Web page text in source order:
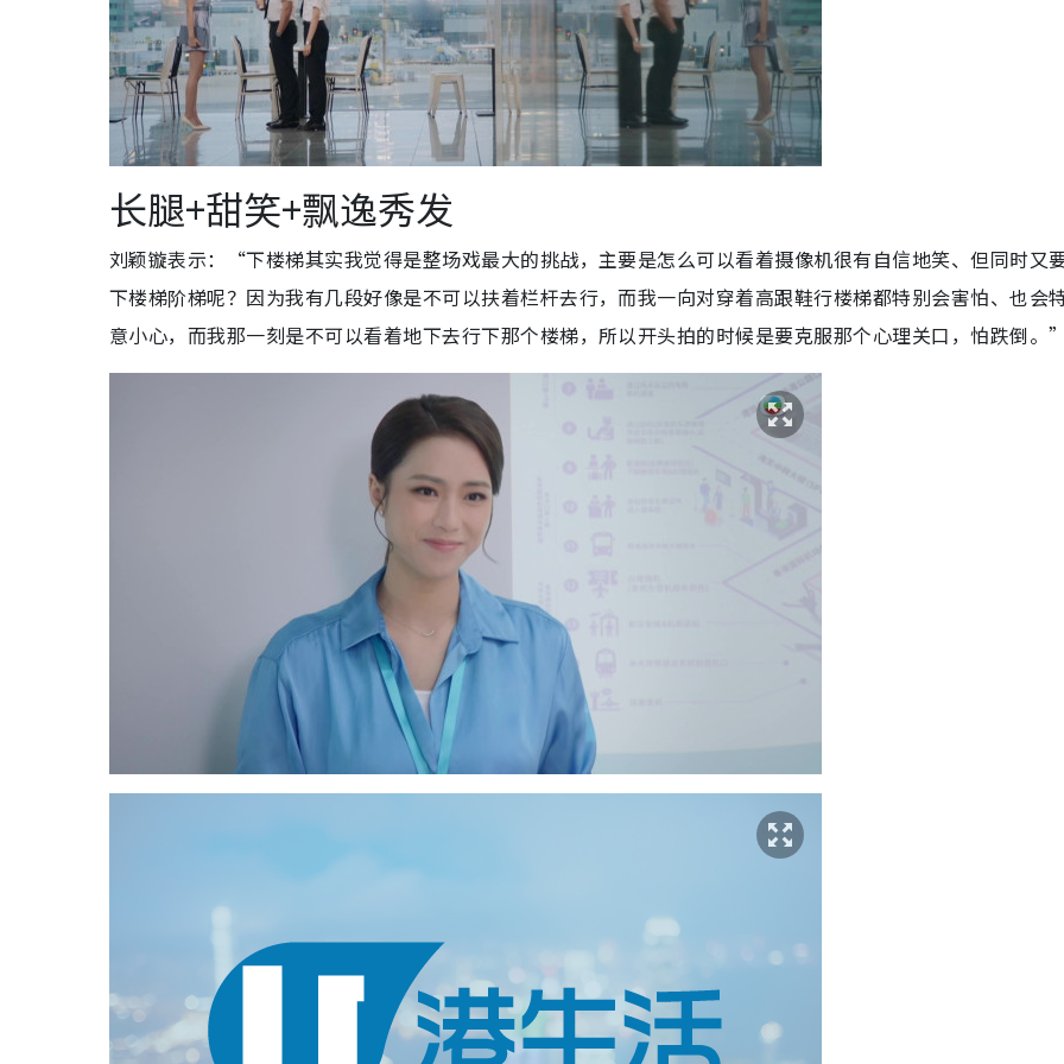
长腿+甜笑+飘逸秀发
刘颖镟表示：“下楼梯其实我觉得是整场戏最大的挑战，主要是怎么可以看着摄像机很有自信地笑、但同时又
下楼梯阶梯呢？因为我有几段好像是不可以扶着栏杆去行，而我一向对穿着高跟鞋行楼梯都特别会害怕、也会
意小心，而我那一刻是不可以看着地下去行下那个楼梯，所以开头拍的时候是要克服那个心理关口，怕跌倒。”